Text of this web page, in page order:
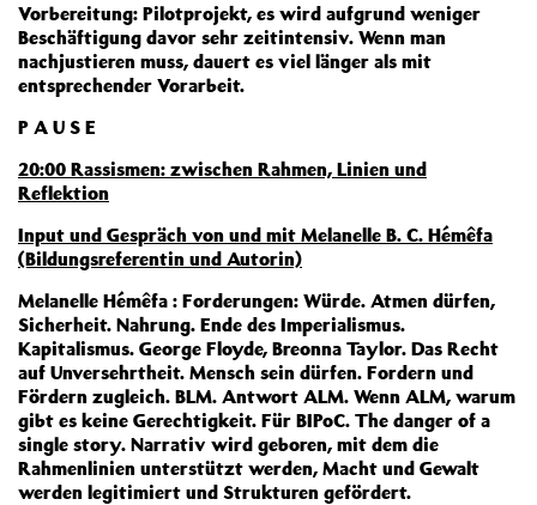
Vorbereitung: Pilotprojekt, es wird aufgrund weniger
Beschäftigung davor sehr zeitintensiv. Wenn man
nachjustieren muss, dauert es viel länger als mit
entsprechender Vorarbeit.
P A U S E
20:00 Rassismen: zwischen Rahmen, Linien und
Reflektion
Input und Gespräch von und mit Melanelle B. C. Hémêfa
(Bildungsreferentin und Autorin)
Melanelle Hémêfa : Forderungen: Würde. Atmen dürfen,
Sicherheit. Nahrung. Ende des Imperialismus.
Kapitalismus. George Floyde, Breonna Taylor. Das Recht
auf Unversehrtheit. Mensch sein dürfen. Fordern und
Fördern zugleich. BLM. Antwort ALM. Wenn ALM, warum
gibt es keine Gerechtigkeit. Für BIPoC. The danger of a
single story. Narrativ wird geboren, mit dem die
Rahmenlinien unterstützt werden, Macht und Gewalt
werden legitimiert und Strukturen gefördert.